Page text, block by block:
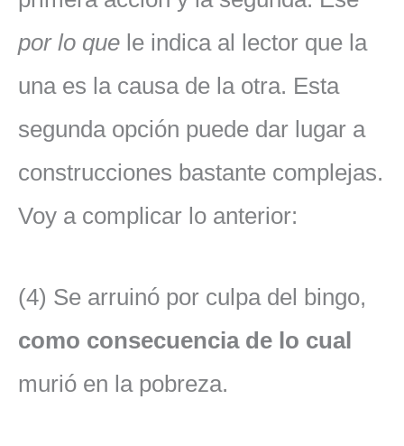
por lo que le indica al lector que la
una es la causa de la otra. Esta
segunda opción puede dar lugar a
construcciones bastante complejas.
Voy a complicar lo anterior:
(4) Se arruinó por culpa del bingo,
como consecuencia de lo cual
murió en la pobreza.